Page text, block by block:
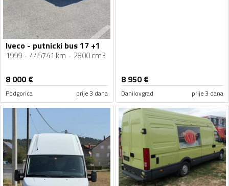
Iveco - putnicki bus 17 +1
1999 445741 km 2800 cm3
8 000€
Podgorica prije 3 dana
8 950€
Danilovgrad prije 3 dana